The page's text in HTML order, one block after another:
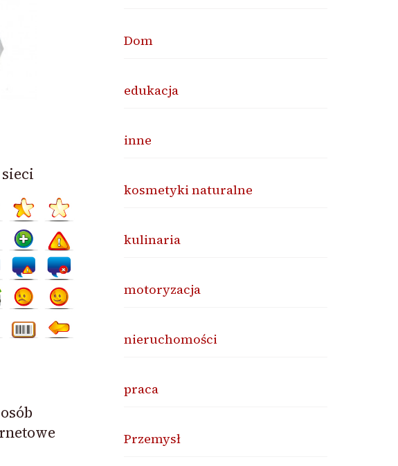
Dom
edukacja
inne
kosmetyki naturalne
kulinaria
motoryzacja
nieruchomości
praca
Przemysł